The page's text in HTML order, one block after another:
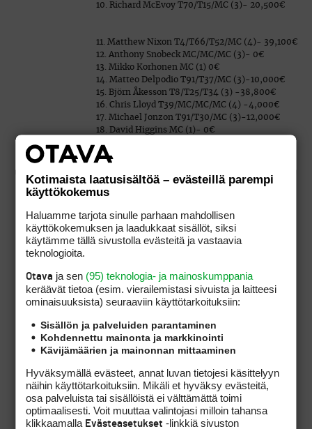
10. Richard McEvoy T70/T15/MC (3)- 20,500€
11. Matthew Nixon T4/T66/T52/MC (4)- 39,100€
12. Anthony Snobeck MC/MC/MC (3)- 0€
13. Mikko Korhonen MC (1) 0€
14. Matteo Delpodio T91/T37/MC (3)-10,000€
15. Björn Åkesson T8/T25/T34 (3) -38,800€
16. Chris Lloyd T39/MC/MC/MC (4) -4,000€
17. Michael Jonzon T91/T30/MC (3)-12,000€
18. David Higgins MC (1)- 0€
20. Callum Macaulay MC/MC/MC (3)- 0 €
21. Sam Little T8/T50/MC (3)- 21,000
22. Oscar Floren T54/T25/MC (3) -16,600€
23. Joakim Lagergren T21/MC/T55 (3)- 11,800€
25. Scott Arnold T39/MC (2)- 4,200€
26. Lasse Jensen T38 (1)- 8,200€
27. Carlos del Moral T14/MC (2)- 10,000€
28. Gary Orr (ei os.)
Neljä seuraavaa kisaa ET:llä
Africa Open (kaikki)
WGC Match play **
Tshwane Open (Cut top6 10.2)
WGC Cadillac CS **
Kotimaista laatusisältöä – evästeillä parempi
käyttökokemus
Haluamme tarjota sinulle parhaan mahdollisen
käyttökokemuksen ja laadukkaat sisällöt, siksi
käytämme tällä sivustolla evästeitä ja vastaavia
teknologioita.
Otava ja sen (95) teknologia- ja mainoskumppania
keräävät tietoa (esim. vierailemis­tasi sivuista ja laitteesi
ominaisuuk­sista) seuraaviin käyttötarkoituksiin:
Sisällön ja palveluiden parantaminen
Kohdennettu mainonta ja markkinointi
Kävijämäärien ja mainonnan mittaaminen
Hyväksymällä evästeet, annat luvan tietojesi käsittelyyn
näihin käyttötarkoituksiin. Mikäli et hyväksy evästeitä,
osa palveluista tai sisällöistä ei välttämättä toimi
optimaalisesti. Voit muuttaa valintojasi milloin tahansa
klikkaamalla Evästeasetukset -linkkiä sivuston